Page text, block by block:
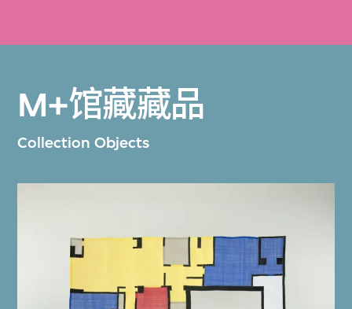
M+馆藏藏品
Collection Objects